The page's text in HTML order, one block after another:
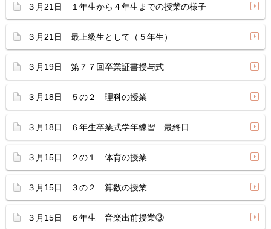
３月21日 １年生から４年生までの授業の様子
３月21日 最上級生として（５年生）
３月19日 第７７回卒業証書授与式
３月18日 ５の２ 理科の授業
３月18日 ６年生卒業式学年練習 最終日
３月15日 ２の１ 体育の授業
３月15日 ３の２ 算数の授業
３月15日 ６年生 音楽出前授業③